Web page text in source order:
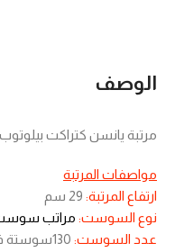
الوصف
مرتبة يانسن كتراكت
مواصفات المرتبة
ارتفاع المرتبة:
نوع السوست: مراتب سوست
عدد السوست: